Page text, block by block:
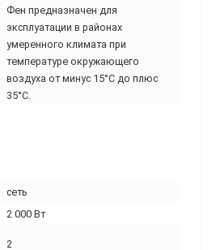
Фен предназначен для
эксплуатации в районах
умеренного климата при
температуре окружающего
воздуха от минус 15°С до плюс
35°С.
сеть
2 000 Вт
2